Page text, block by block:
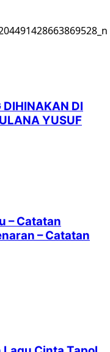
DI
YUSUF
– Catatan
– Catatan